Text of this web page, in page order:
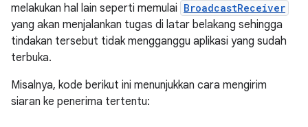
melakukan hal lain seperti memulai BroadcastReceiver
yang akan menjalankan tugas di latar belakang sehingga
tindakan tersebut tidak mengganggu aplikasi yang sudah
terbuka.
Misalnya, kode berikut ini menunjukkan cara mengirim
siaran ke penerima tertentu: